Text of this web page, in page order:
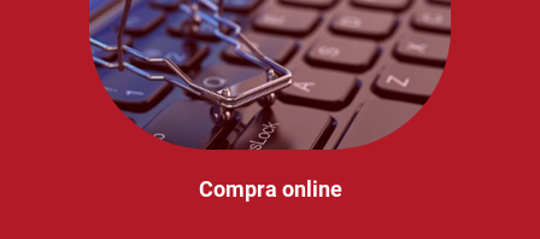
Compra online